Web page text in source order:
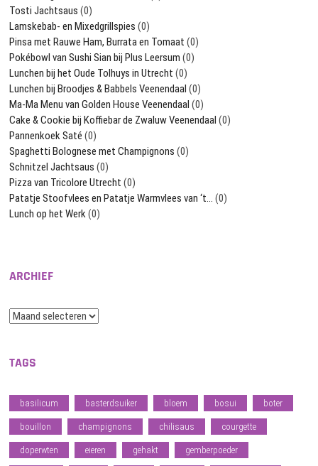
Tosti Jachtsaus (0)
Lamskebab- en Mixedgrillspies (0)
Pinsa met Rauwe Ham, Burrata en Tomaat (0)
Pokébowl van Sushi Sian bij Plus Leersum (0)
Lunchen bij het Oude Tolhuys in Utrecht (0)
Lunchen bij Broodjes & Babbels Veenendaal (0)
Ma-Ma Menu van Golden House Veenendaal (0)
Cake & Cookie bij Koffiebar de Zwaluw Veenendaal (0)
Pannenkoek Saté (0)
Spaghetti Bolognese met Champignons (0)
Schnitzel Jachtsaus (0)
Pizza van Tricolore Utrecht (0)
Patatje Stoofvlees en Patatje Warmvlees van ‘t… (0)
Lunch op het Werk(0)
ARCHIEF
Archief
TAGS
basilicum basterdsuiker bloem bosui boter
bouillon champignons chilisaus courgette
doperwten eieren gehakt gemberpoeder